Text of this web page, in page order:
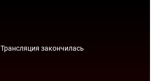
Трансляция закончилась